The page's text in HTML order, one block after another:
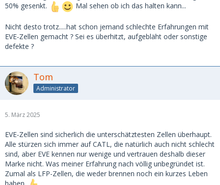
50% gesenkt.
Mal sehen ob ich das halten kann...
Nicht desto trotz.....hat schon jemand schlechte Erfahrungen mit
EVE-Zellen gemacht ? Sei es überhitzt, aufgebläht oder sonstige
defekte ?
Tom
Administrator
5. März 2025
EVE-Zellen sind sicherlich die unterschätztesten Zellen überhaupt.
Alle stürzen sich immer auf CATL, die natürlich auch nicht schlecht
sind, aber EVE kennen nur wenige und vertrauen deshalb dieser
Marke nicht. Was meiner Erfahrung nach völlig unbegründet ist.
Zumal als LFP-Zellen, die weder brennen noch ein kurzes Leben